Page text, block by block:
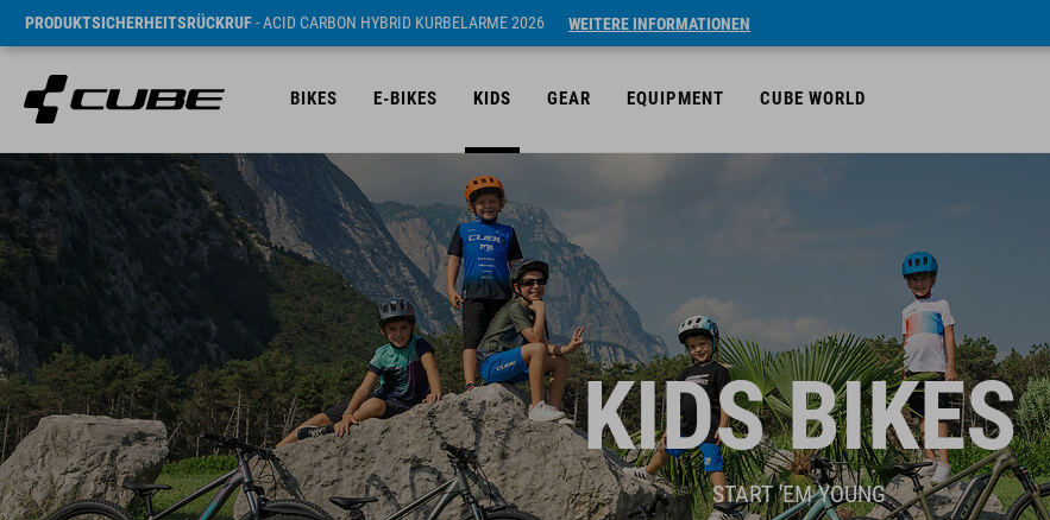
PRODUKTSICHERHEITSRÜCKRUF- ACID CARBON HYBRID KURBELARME 2026 WEITERE INFORMATIONEN
BIKES E-BIKES KIDS GEAR EQUIPMENT CUBE WORLD
KIDS BIKES
START 'EM YOUNG